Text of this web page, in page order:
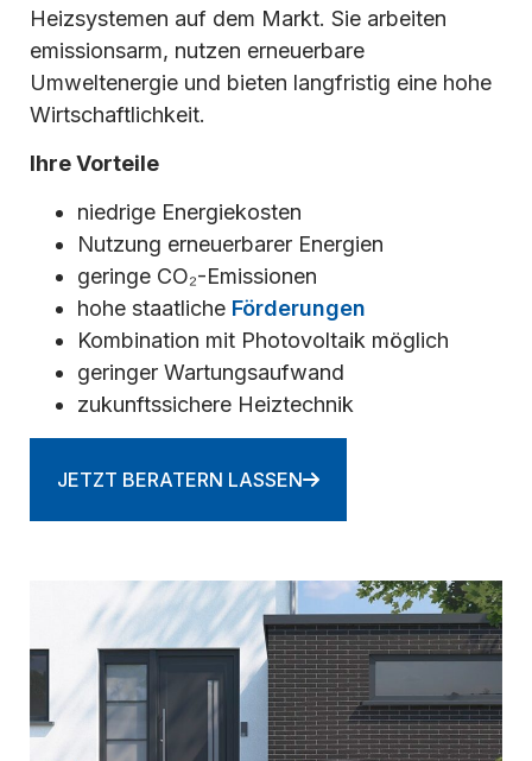
Heizsystemen auf dem Markt. Sie arbeiten
emissionsarm, nutzen erneuerbare
Umweltenergie und bieten langfristig eine hohe
Wirtschaftlichkeit.
Ihre Vorteile
niedrige Energiekosten
Nutzung erneuerbarer Energien
geringe CO₂-Emissionen
hohe staatliche Förderungen
Kombination mit Photovoltaik möglich
geringer Wartungsaufwand
zukunftssichere Heiztechnik
JETZT BERATERN LASSEN